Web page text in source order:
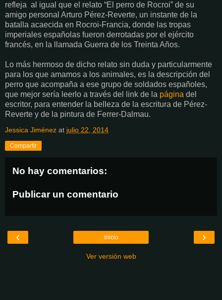
refleja al igual que el relato “El perro de Rocroi” de su
amigo personal Arturo Pérez-Reverte, un instante de la
batalla acaecida en Rocroi-Francia, donde las tropas
imperiales españolas fueron derrotadas por el ejército
francés, en la llamada Guerra de los Treinta Años.
Lo más hermoso de dicho relato sin duda y particularmente
para los que amamos a los animales, es la descripción del
perro que acompaña a ese grupo de soldados españoles,
que mejor sería leerlo a través del link de la página del
escritor, para entender la belleza de la escritura de Pérez-
Reverte y de la pintura de Ferrer-Dalmau.
Jessica Jiménez at julio 22, 2014
Compartir
No hay comentarios:
Publicar un comentario
‹ ›
Inicio
Ver versión web